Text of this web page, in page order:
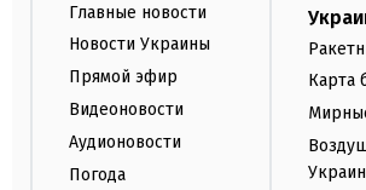
Главные новости
Новости Украины
Прямой эфир
Видеоновости
Аудионовости
Погода
Карта